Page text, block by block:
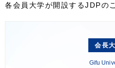
各会員大学が開設するJDPの
会長
Gifu